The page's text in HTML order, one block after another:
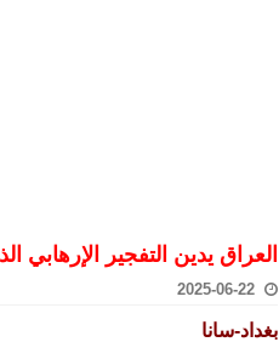
العراق يدين التفجير
2025-06-22
بغداد-سانا